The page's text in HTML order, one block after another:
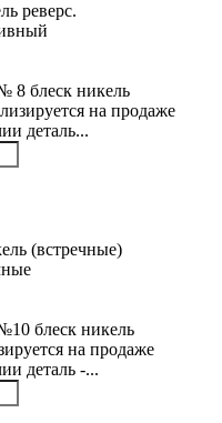
8 блеск никель
на продаже
деталь...
блеск никель
на продаже
деталь -...